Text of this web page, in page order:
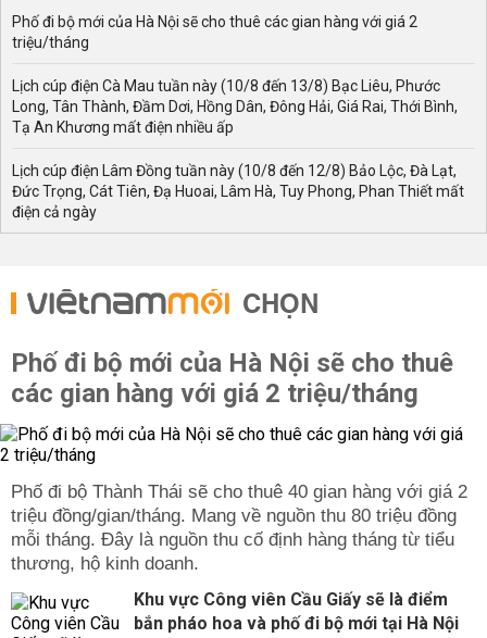
Phố đi bộ mới của Hà Nội sẽ cho thuê các gian hàng với giá 2
triệu/tháng
Lịch cúp điện Cà Mau tuần này (10/8 đến 13/8) Bạc Liêu, Phước
Long, Tân Thành, Đầm Dơi, Hồng Dân, Đông Hải, Giá Rai, Thới Bình,
Tạ An Khương mất điện nhiều ấp
Lịch cúp điện Lâm Đồng tuần này (10/8 đến 12/8) Bảo Lộc, Đà Lạt,
Đức Trọng, Cát Tiên, Đạ Huoai, Lâm Hà, Tuy Phong, Phan Thiết mất
điện cả ngày
CHỌN
Phố đi bộ mới của Hà Nội sẽ cho thuê
các gian hàng với giá 2 triệu/tháng
Phố đi bộ Thành Thái sẽ cho thuê 40 gian hàng với giá 2
triệu đồng/gian/tháng. Mang về nguồn thu 80 triệu đồng
mỗi tháng. Đây là nguồn thu cố định hàng tháng từ tiểu
thương, hộ kinh doanh.
Khu vực Công viên Cầu Giấy sẽ là điểm
bắn pháo hoa và phố đi bộ mới tại Hà Nội